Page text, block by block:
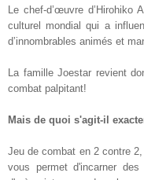
Le chef-d’œuvre d’Hirohiko
culturel mondial qui a
d’innombrables animés et
La famille Joestar revient
combat palpitant!
Mais de quoi s'agit-il
Jeu de combat en 2 contre 2,
vous permet d'incarner